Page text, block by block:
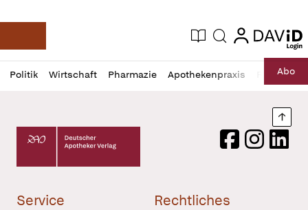
Deutsche Apotheker Zeitung
Aktuelle Ausgabe
Suche login
login
Politik Wirtschaft Pharmazie Apothekenpraxis RechtAbo
Profil
öffnen
Daz
Pur
Deutscher Apotheker Verlag Logo
FacebookInstagram
Service Rechtliches